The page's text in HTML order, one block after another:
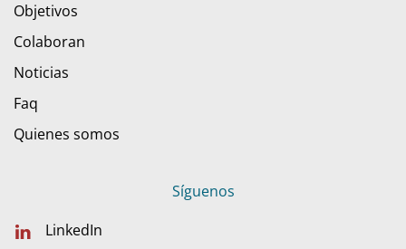
Objetivos
Colaboran
Noticias
Faq
Quienes somos
Síguenos
LinkedIn